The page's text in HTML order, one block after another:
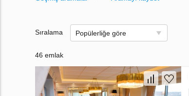
Sıralama Popülerliğe göre
46 emlak